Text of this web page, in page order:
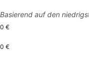
Basierend auf den
0 €
0 €